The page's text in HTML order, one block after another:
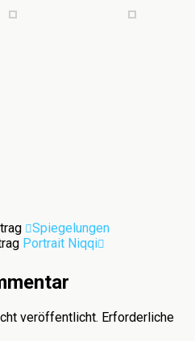
Spiegelungen
Portrait Niqqi
veröffentlicht. Erforderliche